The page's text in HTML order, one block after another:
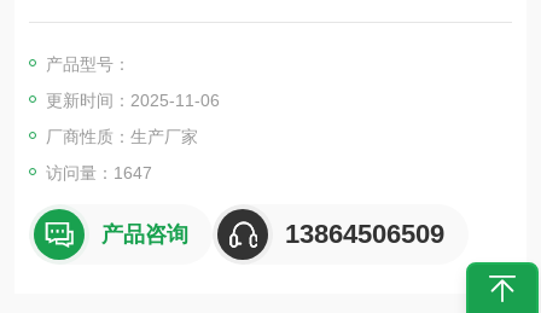
部件采用行星齿轮传动,搅拌桨在公转时也自转,使物料上下及四周
行星架一起公转，同时高速自转,使物料受到强烈的剪切与分散混
合，其效果为普通混合机的几倍。
产品型号：
更新时间：2025-11-06
厂商性质：生产厂家
访问量：1647
产品咨询 13864506509